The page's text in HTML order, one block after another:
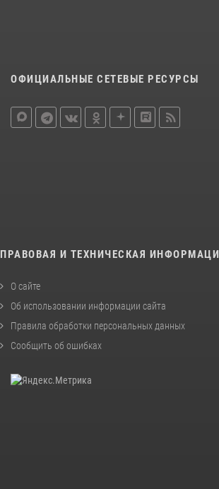
ОФИЦИАЛЬНЫЕ СЕТЕВЫЕ РЕСУРСЫ
ПРАВОВАЯ И ТЕХНИЧЕСКАЯ
О сайте
Об использовании информации сайта
Правила обработки персональных данных
Сообщить об ошибках